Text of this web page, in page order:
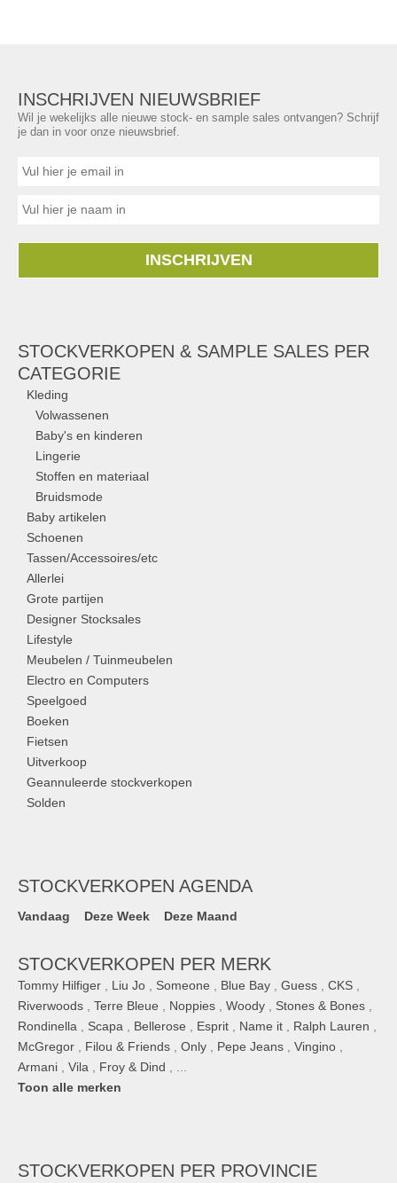
INSCHRIJVEN NIEUWSBRIEF
Wil je wekelijks alle nieuwe stock- en sample sales ontvangen? Schrijf
je dan in voor onze nieuwsbrief.
INSCHRIJVEN
STOCKVERKOPEN & SAMPLE SALES PER
CATEGORIE
Kleding
Volwassenen
Baby's en kinderen
Lingerie
Stoffen en materiaal
Bruidsmode
Baby artikelen
Schoenen
Tassen/Accessoires/etc
Allerlei
Grote partijen
Designer Stocksales
Lifestyle
Meubelen / Tuinmeubelen
Electro en Computers
Speelgoed
Boeken
Fietsen
Uitverkoop
Geannuleerde stockverkopen
Solden
STOCKVERKOPEN AGENDA
Vandaag Deze Week Deze Maand
STOCKVERKOPEN PER MERK
Tommy Hilfiger Liu Jo Someone Blue Bay Guess CKS
Riverwoods
Terre Bleue Noppies Woody Stones & Bones
Rondinella
Scapa Bellerose Esprit Name it Ralph Lauren
McGregor
Filou & Friends Only Pepe Jeans Vingino
Armani
Vila Froy & Dind
Toon alle merken
STOCKVERKOPEN PER PROVINCIE